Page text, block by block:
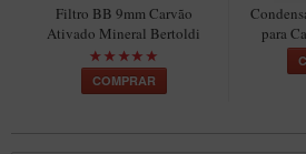
Churchwarden – Briar Italiano
Jateado
Maestro Compacto – Briar Italiano
Filtro BB 9mm Carvão
Ativado Mineral Bertoldi
COMPRAR
para